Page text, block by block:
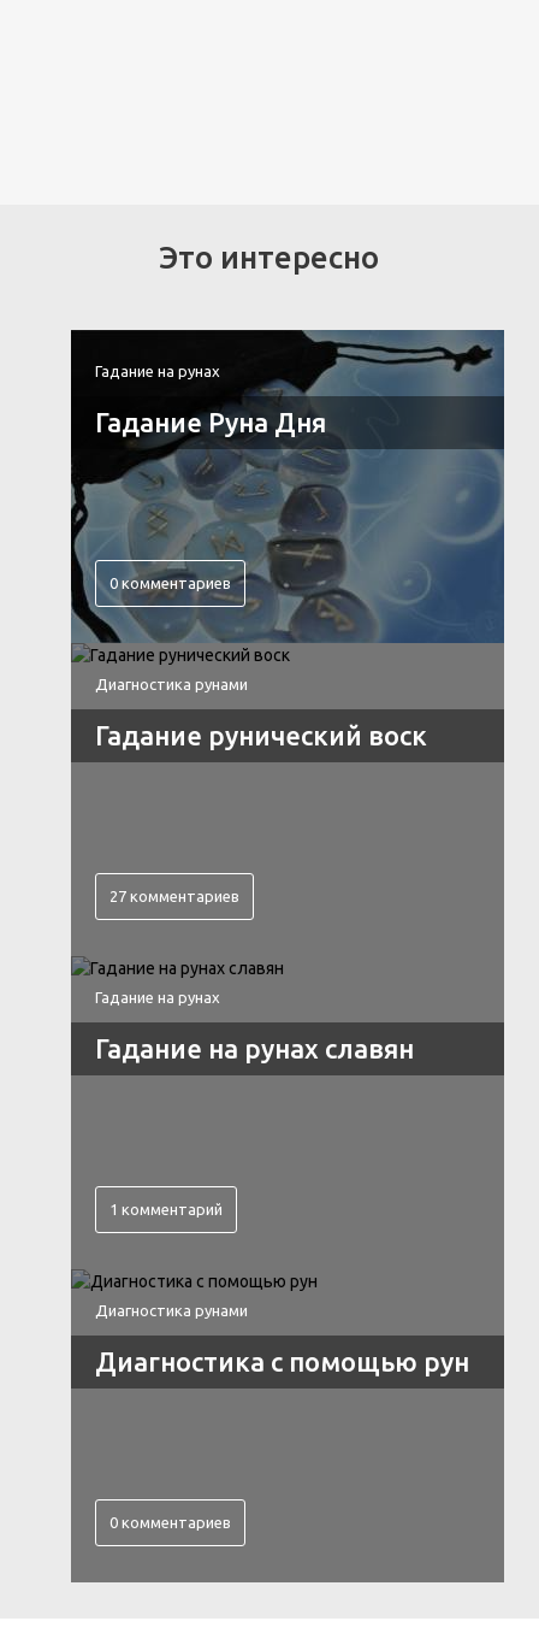
Это интересно
Гадание на рунах
Гадание Руна Дня
0 комментариев
Диагностика рунами
Гадание рунический воск
27 комментариев
Гадание на рунах
Гадание на рунах славян
1 комментарий
Диагностика рунами
Диагностика с помощью рун
0 комментариев